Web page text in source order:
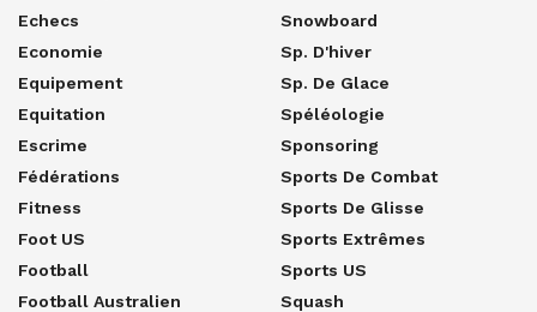
Echecs
Economie
Equipement
Equitation
Escrime
Fédérations
Fitness
Foot US
Football
Football Australien
Snowboard
Sp. D'hiver
Sp. De Glace
Spéléologie
Sponsoring
Sports De Combat
Sports De Glisse
Sports Extrêmes
Sports US
Squash